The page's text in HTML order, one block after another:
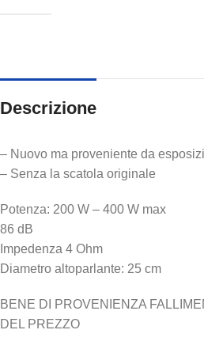
Descrizione
– Nuovo ma proveniente da
– Senza la scatola originale
Potenza: 200 W – 400 W max
86 dB
Impedenza 4 Ohm
Diametro altoparlante: 25 cm
BENE DI PROVENIENZA
DEL PREZZO